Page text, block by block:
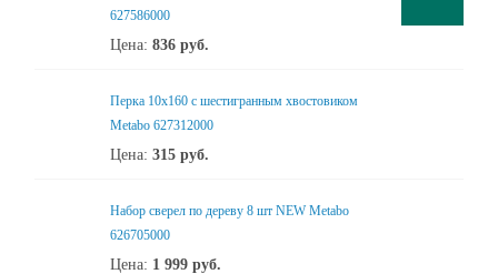
627586000
Цена: 836 руб.
Перка 10x160 с шестигранным хвостовиком
Metabo 627312000
Цена: 315 руб.
Набор сверел по дереву 8 шт NEW Metabo
626705000
Цена: 1 999 руб.